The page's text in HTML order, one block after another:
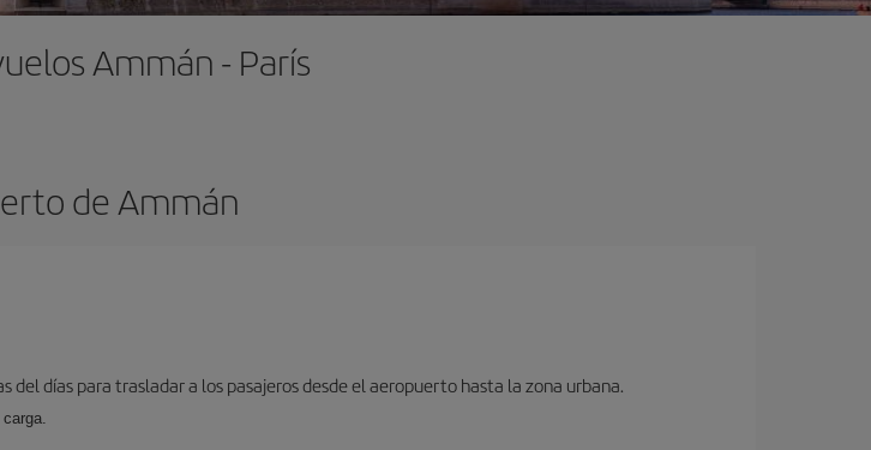
Ammán - París
de Ammán
días para trasladar a los pasajeros desde el aeropuerto hasta la zona urbana.